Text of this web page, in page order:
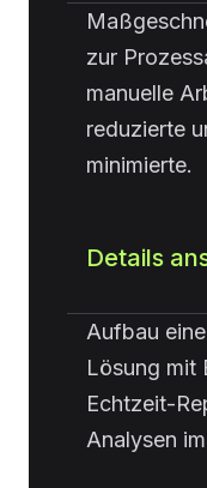
zur
manuelle
reduzierte
minimierte.
Details
Aufbau
Lösung mit
Echtzeit-
Analysen